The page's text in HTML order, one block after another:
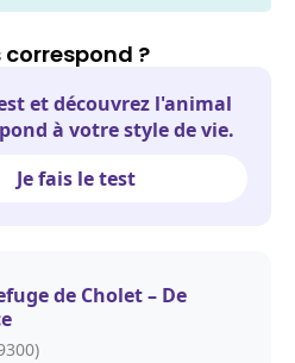
?
et découvrez l'animal
à votre style de vie.
Je fais le test
de Cholet – De